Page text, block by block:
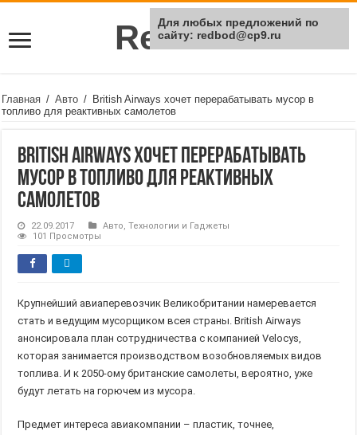
Rei Red
Главная / Авто / British Airways хочет перерабатывать мусор в
топливо для реактивных самолетов
British Airways хочет перерабатывать
мусор в топливо для реактивных
самолетов
22.09.2017 Авто,Технологии и Гаджеты
101 Просмотры
Крупнейший авиаперевозчик Великобритании намеревается
стать и ведущим мусорщиком всея страны. British Airways
анонсировала план сотрудничества с компанией Velocys,
которая занимается производством возобновляемых видов
топлива. И к 2050-ому британские самолеты, вероятно, уже
будут летать на горючем из мусора.
Предмет интереса авиакомпании – пластик, точнее,
Для любых предложений по
сайту: redbod@cp9.ru